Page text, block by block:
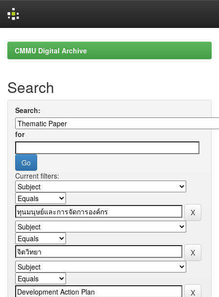
navigationCMMU Digital Archive
Search
Search:
for
Current filters: